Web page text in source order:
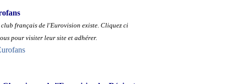
français de l'Eurovision existe. Cliquez ci
pour visiter leur site et adhérer.